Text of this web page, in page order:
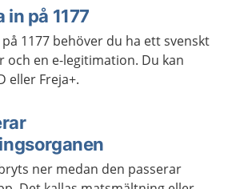
på 1177
1177 behöver du ha ett svenskt
och en e-legitimation. Du kan
eller Freja+.
ner medan den passerar